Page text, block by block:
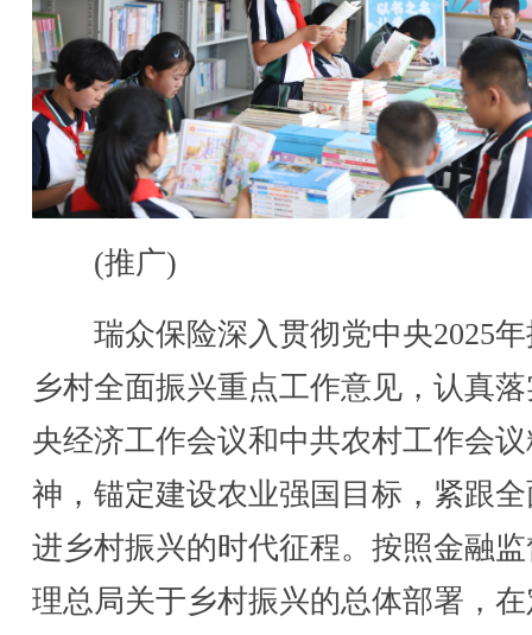
(推广)
瑞众保险深入贯彻党中央2025年
乡村全面振兴重点工作意见，认真
央经济工作会议和中共农村工作会
神，锚定建设农业强国目标，紧跟
进乡村振兴的时代征程。按照金融
理总局关于乡村振兴的总体部署，